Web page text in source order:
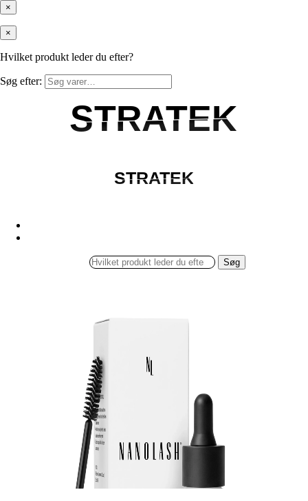
×
×
Hvilket produkt leder du efter?
Søg efter:
STRATEK
STRATEK
STRATEK
STRATEK
Søg